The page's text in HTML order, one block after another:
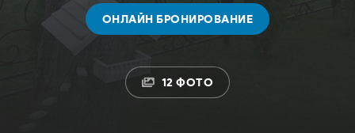
ОНЛАЙН БРОНИРОВАНИЕ
12 ФОТО